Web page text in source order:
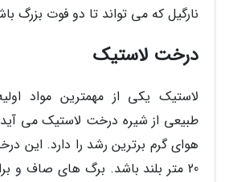
نارگیل که می تواند تا دو فوت بزرگ
درخت لاستیک
لاستیک یکی از مهمترین مواد
طبیعی از شیره درخت لاستیک می
هوای گرم برترین رشد را دارد. این
20 متر بلند باشد. برگ های صاف و